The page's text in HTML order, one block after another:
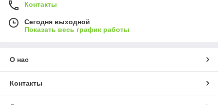
Контакты
Сегодня выходной
Показать весь график работы
О нас
Контакты